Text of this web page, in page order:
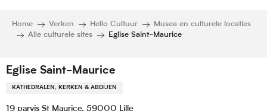
Home Verken Hello Cultuur
Musea en culturele locaties
Alle culturele sites
Eglise Saint-Maurice
Eglise Saint-Maurice
KATHEDRALEN, KERKEN & ABDIJEN
19 parvis St Maurice, 59000 Lille